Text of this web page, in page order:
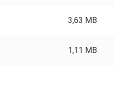
3,63 MB
1,11 MB